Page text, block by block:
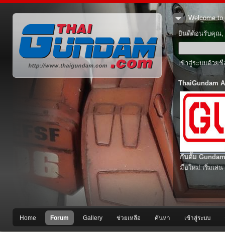
Welcome to
ยินดีต้อนรับคุณ,
เข้าสู่ระบบด้วย
ThaiGundam
กันดั้ม
มือใหม่ เริ่มเล่น
Home Forum Gallery ช่วยเหลือ ค้นหา เข้าสู่ระบบ